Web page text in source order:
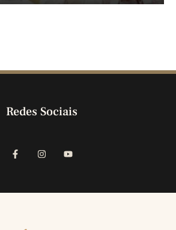
Redes Sociais